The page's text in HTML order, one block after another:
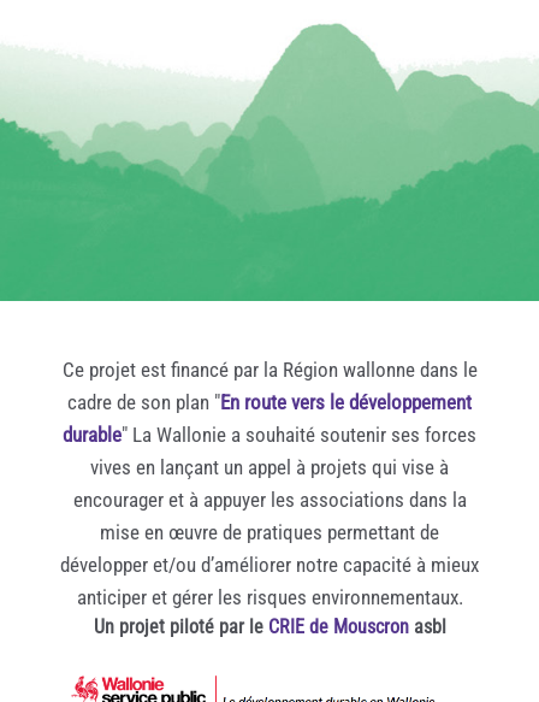
Ce projet est financé par la Région wallonne dans le
cadre de son plan "En route vers le développement
durable" La Wallonie a souhaité soutenir ses forces
vives en lançant un appel à projets qui vise à
encourager et à appuyer les associations dans la
mise en œuvre de pratiques permettant de
développer et/ou d’améliorer notre capacité à mieux
anticiper et gérer les risques environnementaux.
Un projet piloté par le CRIE de Mouscronasbl